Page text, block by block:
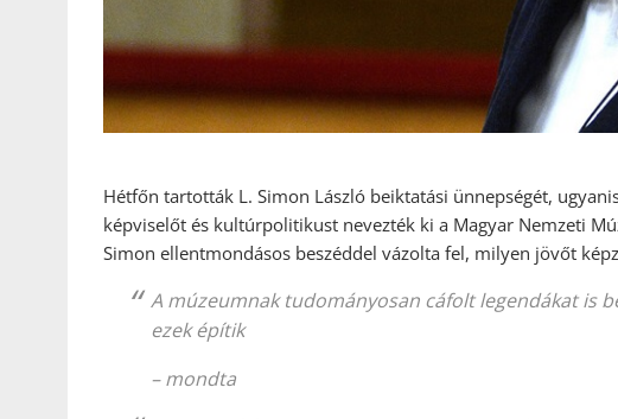
Hétfőn tartották L. Simon László beiktatási ünnepségét,
képviselőt és kultúrpolitikust nevezték ki a Magyar Nemzeti
Simon ellentmondásos beszéddel vázolta fel, milyen jövőt
A múzeumnak tudományosan cáfolt legendákat is
ezek építik
– mondta